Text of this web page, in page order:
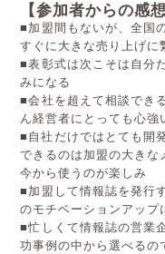
【参加者からの感想
■加盟間もないが、全国
すぐに大きな売り上げに
■表彰式は次こそは自分
みになる
■会社を超えて相談でき
ん経営者にとっても心強
■自社だけではとても開
できるのは加盟の大きな
今から使うのが楽しみ
■加盟して情報誌を発行
のモチベーションアップ
■忙しくて情報誌の営業
功事例の中から選べるの